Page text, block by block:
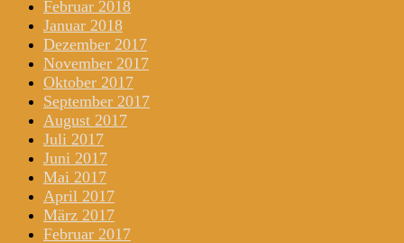
Februar 2018
Januar 2018
Dezember 2017
November 2017
Oktober 2017
September 2017
August 2017
Juli 2017
Juni 2017
Mai 2017
April 2017
März 2017
Februar 2017